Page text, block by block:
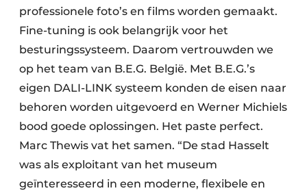
professionele foto’s en films worden gemaakt.
Fine-tuning is ook belangrijk voor het
besturingssysteem. Daarom vertrouwden we
op het team van B.E.G. België. Met B.E.G.’s
eigen DALI-LINK systeem konden de eisen naar
behoren worden uitgevoerd en Werner Michiels
bood goede oplossingen. Het paste perfect.
Marc Thewis vat het samen. “De stad Hasselt
was als exploitant van het museum
geïnteresseerd in een moderne, flexibele en